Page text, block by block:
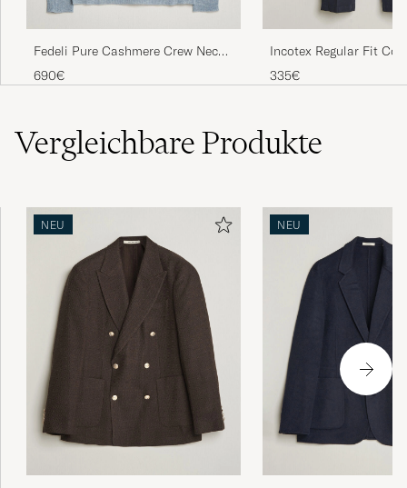
Fedeli Pure Cashmere Crew Neck
Light Blue
690€
Incotex Regular Fit
Slacks Navy
335€
VergleichbareProdukte
NEU NEU